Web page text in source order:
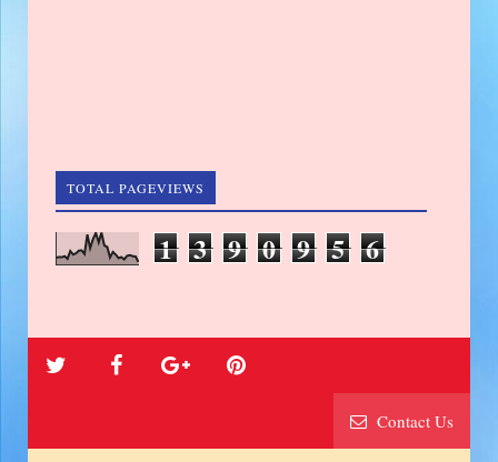
TOTAL PAGEVIEWS
1 3 9 0 9 5 6
Contact Us